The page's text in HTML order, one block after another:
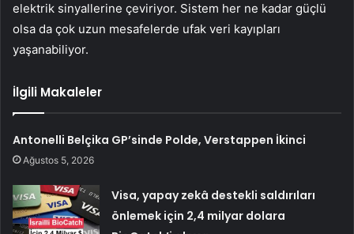
elektrik sinyallerine çeviriyor. Sistem her ne kadar güçlü
olsa da çok uzun mesafelerde ufak veri kayıpları
yaşanabiliyor.
İlgili Makaleler
Antonelli Belçika GP’sinde Polde, Verstappen İkinci
Ağustos 5, 2026
Visa, yapay zekâ destekli saldırıları
önlemek için 2,4 milyar dolara